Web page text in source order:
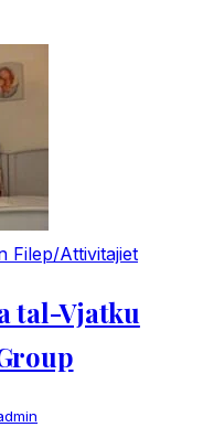
Filep/Attivitajiet
tal-Vjatku